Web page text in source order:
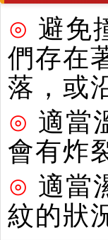
⊙ 避免
們存在
落，或
⊙ 適當
會有炸
⊙ 適當
紋的狀